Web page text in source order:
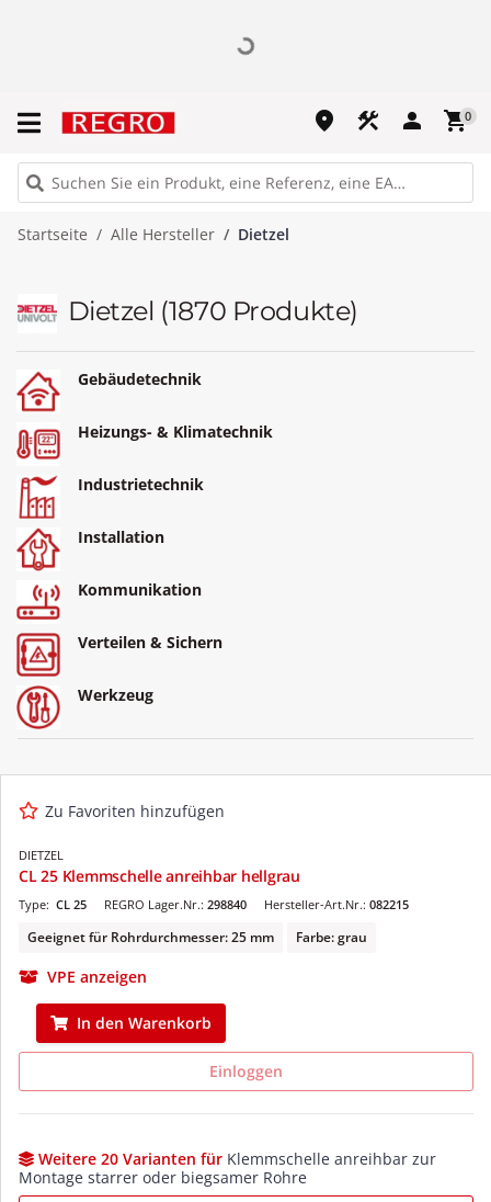
place construction person shopping_cart0
Startseite Alle Hersteller Dietzel
Dietzel (1870 Produkte)
Gebäudetechnik
Heizungs- & Klimatechnik
Industrietechnik
Installation
Kommunikation
Verteilen & Sichern
Werkzeug
Zu Favoriten hinzufügen
DIETZEL
CL 25 Klemmschelle anreihbar hellgrau
REGRO Lager.Nr.: 298840
Type: CL 25 Hersteller-Art.Nr.: 082215
Geeignet für Rohrdurchmesser: 25 mm Farbe: grau
VPE anzeigen
In den Warenkorb
Einloggen
Weitere 20 Varianten für Klemmschelle anreihbar zur
Montage starrer oder biegsamer Rohre